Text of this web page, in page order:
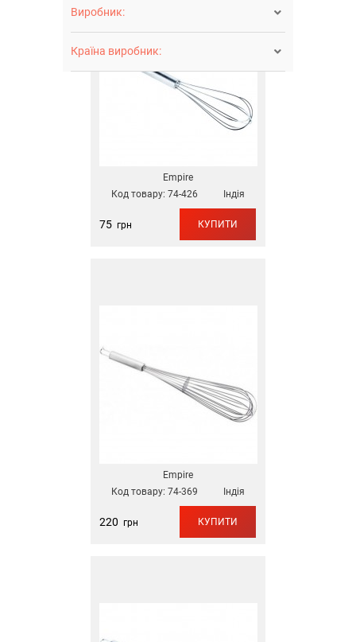
Виробник: 
Країна виробник: 
Empire
Код товару: 74-426 Індія
75грн КУПИТИ
Empire
Код товару: 74-369 Індія
220 грн КУПИТИ